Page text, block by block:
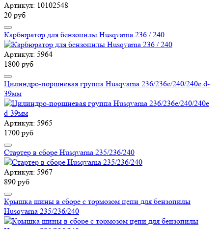
Артикул: 10102548
20 руб
Карбюратор для бензопилы Husqvarna 236 / 240
Артикул: 5964
1800 руб
Цилиндро-поршневая группа Husqvarna 236/236e/240/240e d-
39мм
Артикул: 5965
1700 руб
Стартер в сборе Husqvarna 235/236/240
Артикул: 5967
890 руб
Крышка шины в сборе с тормозом цепи для бензопилы
Husqvarna 235/236/240